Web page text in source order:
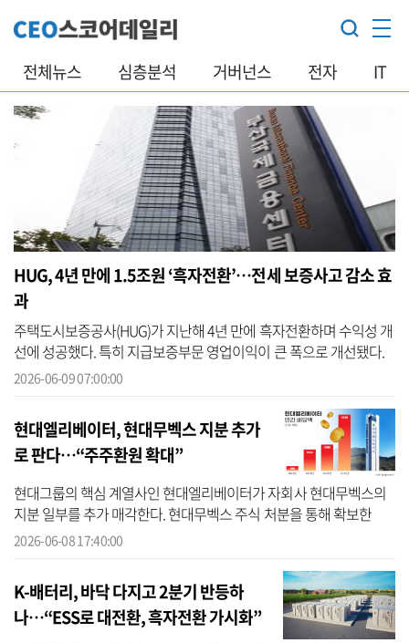
전체뉴스 심층분석 거버넌스 전자 IT
HUG, 4년 만에 1.5조원 ‘흑자전환’…전세 보증사고 감소 효
과
주택도시보증공사(HUG)가 지난해 4년 만에 흑자전환하며 수익성 개
선에 성공했다. 특히 지급보증부문 영업이익이 큰 폭으로 개선됐다.
이는 전세보증금 반환보증 사고액 감소에 따른 것으로 분석된다. 9일
2026-06-09 07:00:00
현대엘리베이터, 현대무벡스 지분 추가
로 판다…“주주환원 확대”
현대그룹의 핵심 계열사인 현대엘리베이터가 자회사 현대무벡스의
지분 일부를 추가 매각한다. 현대무벡스 주식 처분을 통해 확보한
3000억원 규모의 자금은 주주가치 제고 등에 활용될 전망이다. 8일
2026-06-08 17:40:00
K-배터리, 바닥 다지고 2분기 반등하
나…“ESS로 대전환, 흑자전환 가시화”